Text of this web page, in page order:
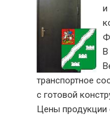
и
В
транспортное
с готовой
Цены продукции